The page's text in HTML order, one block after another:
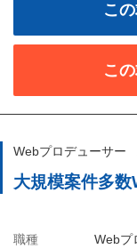
こ
こ
Webプロデューサー
大規模案件多
職種 Webプ